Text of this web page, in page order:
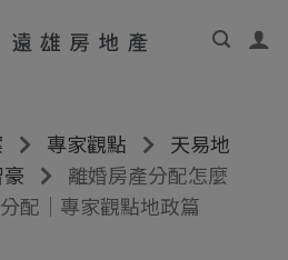
專家觀點
天易地
離婚房產分配怎麼
配｜專家觀點地政篇